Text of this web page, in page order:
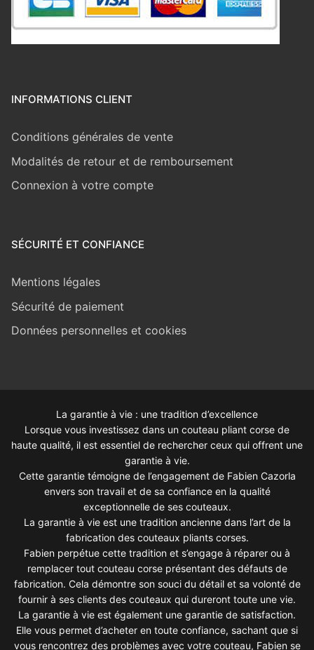
INFORMATIONS CLIENT
Conditions générales de vente
Modalités de retour et de remboursement
Connexion à votre compte
SÉCURITÉ ET CONFIANCE
Mentions légales
Sécurité de paiement
Données personnelles et cookies
La garantie à vie : une tradition d’excellence
Lorsque vous investissez dans un couteau pliant corse de
haute qualité, il est essentiel de rechercher ceux qui offrent une
garantie à vie.
Cette garantie témoigne de l’engagement de Fabien Cazorla
envers son travail et de sa confiance en la qualité
exceptionnelle de ses couteaux.
La garantie à vie est une tradition ancienne dans l’art de la
fabrication des couteaux pliants corses.
Fabien perpétue cette tradition et s’engage à réparer ou à
remplacer tout couteau corse présentant des défauts de
fabrication. Cela démontre son souci du détail et sa volonté de
fournir à ses clients des couteaux qui dureront toute une vie.
La garantie à vie est également une garantie de satisfaction.
Elle vous permet d’acheter en toute confiance, sachant que si
vous rencontrez des problèmes avec votre couteau, Fabien se